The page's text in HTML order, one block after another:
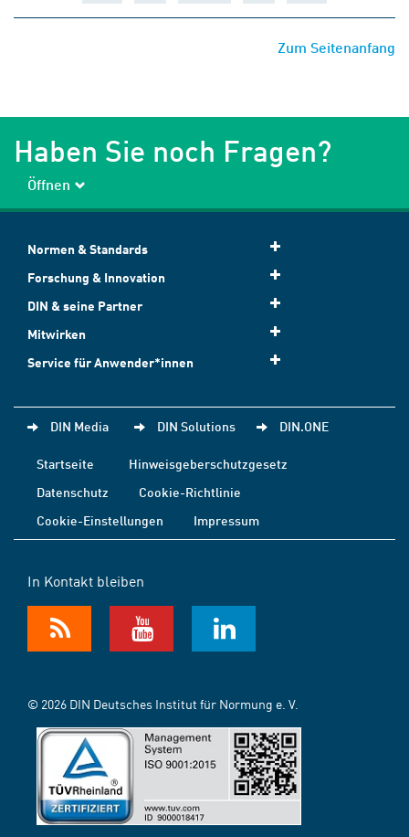
Zum Seitenanfang
Haben Sie noch Fragen?
Öffnen
Normen & Standards
Forschung & Innovation
DIN & seine Partner
Mitwirken
Service für Anwender*innen
DIN Media DIN Solutions DIN.ONE
Startseite
Hinweisgeberschutzgesetz
Datenschutz
Cookie-Richtlinie
Cookie-Einstellungen
Impressum
In Kontakt bleiben
© 2026 DIN Deutsches Institut für Normung e. V.